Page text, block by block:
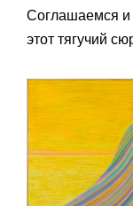
Соглашаемся и
этот тягучий